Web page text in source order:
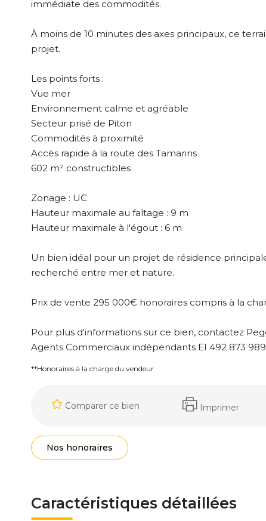
immédiate des commodités.
À moins de 10 minutes des axes principaux, ce
projet.
Les points forts :
Vue mer
Environnement calme et agréable
Secteur prisé de Piton
Commodités à proximité
Accès rapide à la route des Tamarins
602 m² constructibles
Zonage : UC
Hauteur maximale au faîtage : 9 m
Hauteur maximale à l'égout : 6 m
Un bien idéal pour un projet de résidence
recherché entre mer et nature.
Prix de vente 295 000€ honoraires compris à la
Pour plus d'informations sur ce bien, contactez
Agents Commerciaux indépendants EI 492 873 989
**Honoraires à la charge du vendeur
Comparer ce bien Imprimer
Nos honoraires
Caractéristiques détaillées